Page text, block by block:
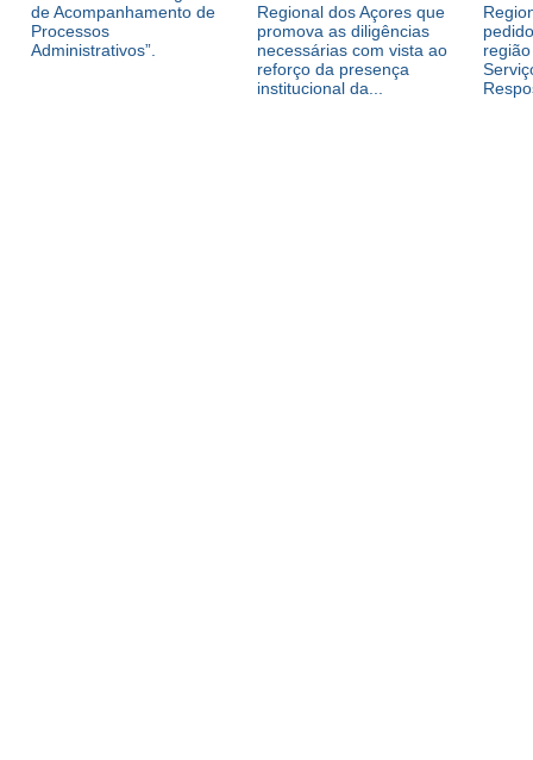
de Acompanhamento de
Processos
Administrativos”.
Regional dos Açores que
promova as diligências
necessárias com vista ao
reforço da presença
institucional da...